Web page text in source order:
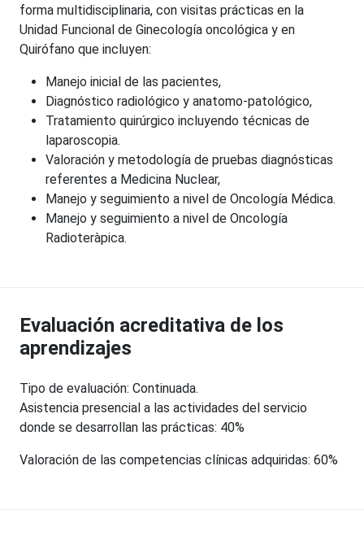
forma multidisciplinaria, con visitas prácticas en la
Unidad Funcional de Ginecología oncológica y en
Quirófano que incluyen:
Manejo inicial de las pacientes,
Diagnóstico radiológico y anatomo-patológico,
Tratamiento quirúrgico incluyendo técnicas de
laparoscopia.
Valoración y metodología de pruebas diagnósticas
referentes a Medicina Nuclear,
Manejo y seguimiento a nivel de Oncología Médica.
Manejo y seguimiento a nivel de Oncología
Radioteràpica.
Evaluación acreditativa de los
aprendizajes
Tipo de evaluación: Continuada.
Asistencia presencial a las actividades del servicio
donde se desarrollan las prácticas: 40%
Valoración de las competencias clínicas adquiridas: 60%